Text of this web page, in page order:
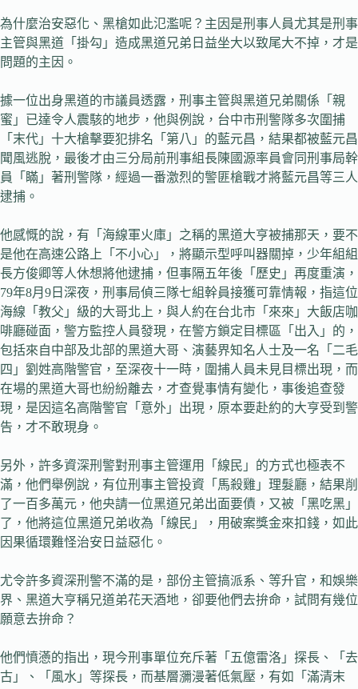
為什麼治安惡化、黑槍如此氾濫呢？主因是刑事人員尤其是刑事
主管與黑道「掛勾」造成黑道兄弟日益坐大以致尾大不掉，才是
問題的主因。
據一位出身黑道的市議員透露，刑事主管與黑道兄弟關係「親
蜜」已達令人震駭的地步，他與例說，台中市刑警隊多次圍捕
「末代」十大槍擊要犯排名「第八」的藍元昌，結果都被藍元昌
聞風逃脫，最後才由三分局前刑事組長陳國源率員會同刑事局幹
員「瞞」著刑警隊，經過一番激烈的警匪槍戰才將藍元昌等三人
逮捕。
他感慨的說，有「海線軍火庫」之稱的黑道大亨被捕那天，要不
是他在高速公路上「不小心」，將顯示型呼叫器關掉，少年組組
長方俊卿等人休想將他逮捕，但事隔五年後「歷史」再度重演，
79年8月9日深夜，刑事局偵三隊七組幹員接獲可靠情報，指這位
海線「教父」級的大哥北上，與人約在台北市「來來」大飯店咖
啡廳碰面，警方監控人員發現，在警方鎖定目標區「出入」的，
包括來自中部及北部的黑道大哥、演藝界知名人士及一名「二毛
四」劉姓高階警官，至深夜十一時，圍捕人員未見目標出現，而
在場的黑道大哥也紛紛離去，才查覺事情有變化，事後追查發
現，是因這名高階警官「意外」出現，原本要赴約的大亨受到警
告，才不敢現身。
另外，許多資深刑警對刑事主管運用「線民」的方式也極表不
滿，他們舉例說，有位刑事主管投資「馬殺雞」理髮廳，結果削
了一百多萬元，他央請一位黑道兄弟出面要債，又被「黑吃黑」
了，他將這位黑道兄弟收為「線民」，用破案獎金來扣錢，如此
因果循環難怪治安日益惡化。
尤令許多資深刑警不滿的是，部份主管搞派系、等升官，和娛樂
界、黑道大亨稱兄道弟花天酒地，卻要他們去拚命，試問有幾位
願意去拚命？
他們憤懣的指出，現今刑事單位充斥著「五億雷洛」探長、「去
古」、「風水」等探長，而基層瀰漫著低氣壓，有如「滿清末